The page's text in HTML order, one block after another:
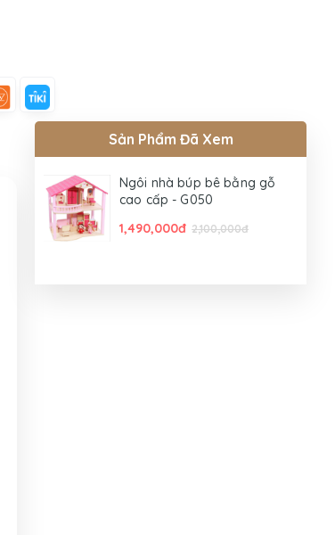
Sản Phẩm Đã Xem
Ngôi nhà búp bê bằng gỗ
cao cấp - G050
1,490,000đ 2,100,000đ